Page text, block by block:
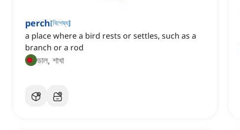
perch[বিশেষ্য]
a place where a bird rests or settles, such as a
branch or a rod
ডাল, শাখা